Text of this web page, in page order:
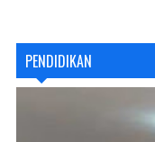
PENDIDIKAN